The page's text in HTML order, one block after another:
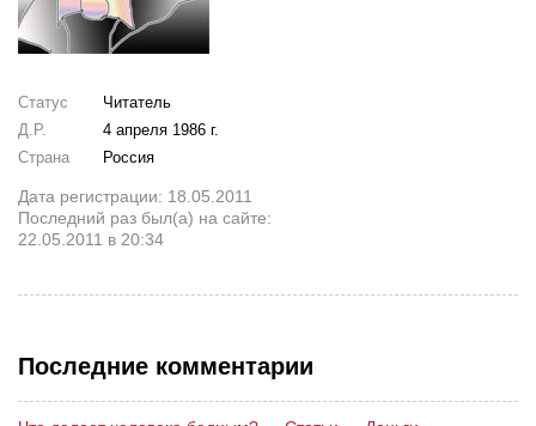
Статус
Читатель
Д.Р.
4 апреля 1986 г.
Страна
Россия
Дата регистрации: 18.05.2011
Последний раз был(а) на сайте:
22.05.2011 в 20:34
Последние комментарии